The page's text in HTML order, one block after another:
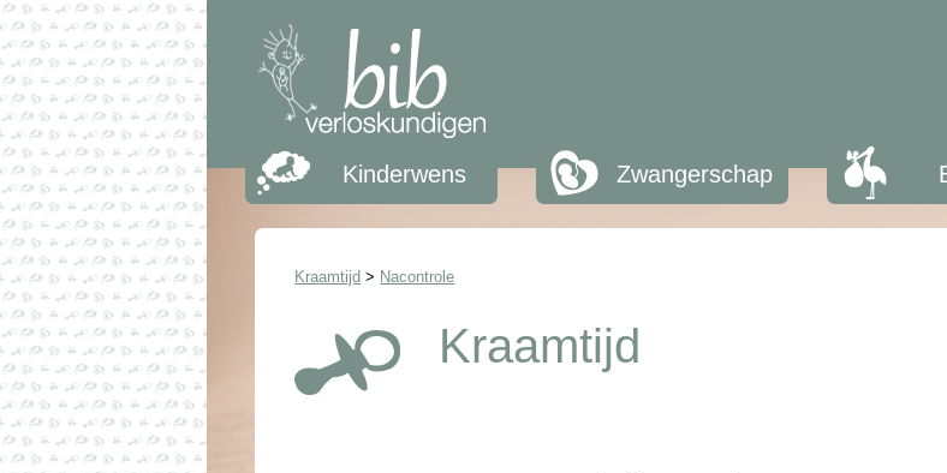
Kinderwens Zwangerschap
Kraamtijd > Nacontrole
Kraamtijd